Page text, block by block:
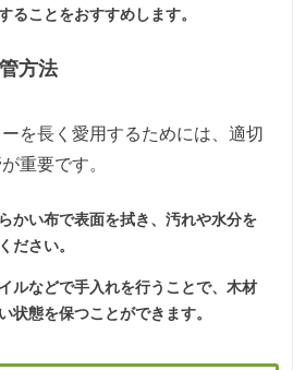
ることをおすすめします。
方法
を長く愛用するためには、適切
重要です。
かい布で表面を拭き、汚れや水分を
ださい。
ルなどで手入れを行うことで、木材
状態を保つことができます。